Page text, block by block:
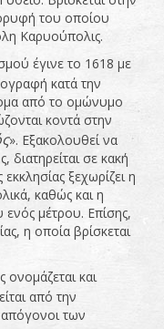
του οποίου
Καρυούπολις.
έγινε το 1618 με
κατά την
από το ομώνυμο
κοντά στην
». Εξακολουθεί να
σε κακή
ξεχωρίζει η
καθώς και η
μέτρου. Επίσης,
η οποία βρίσκεται
ονομάζεται και
από την
απόγονοι των